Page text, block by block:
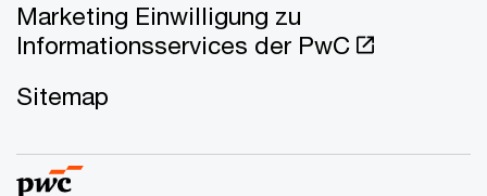
Marketing Einwilligung zu
Informationsservices der PwC
Sitemap